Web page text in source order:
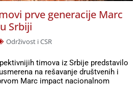
prve generacije Marc
Srbiji
Održivost i CSR
timova iz Srbije predstavilo
na rešavanje društvenih i
Marc impact nacionalnom